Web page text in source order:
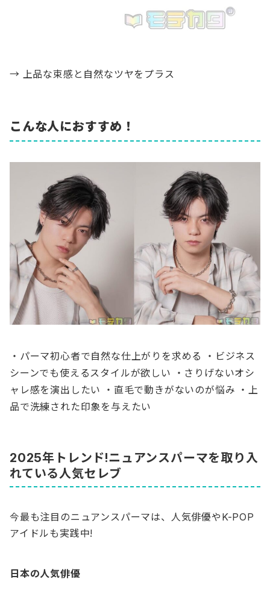
→ 上品な束感と自然なツヤをプラス
こんな人におすすめ！
・パーマ初心者で自然な仕上がりを求める ・ビジネス
シーンでも使えるスタイルが欲しい ・さりげないオシ
ャレ感を演出したい ・直毛で動きがないのが悩み ・上
品で洗練された印象を与えたい
2025年トレンド!ニュアンスパーマを取り入
れている人気セレブ
今最も注目のニュアンスパーマは、人気俳優やK-POP
アイドルも実践中!
日本の人気俳優